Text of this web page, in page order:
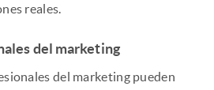
reales.
del marketing
del marketing pueden